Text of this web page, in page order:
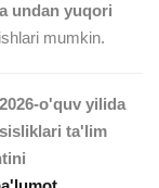
undan yuqori
mumkin.
o'quv yilida
ta'lim